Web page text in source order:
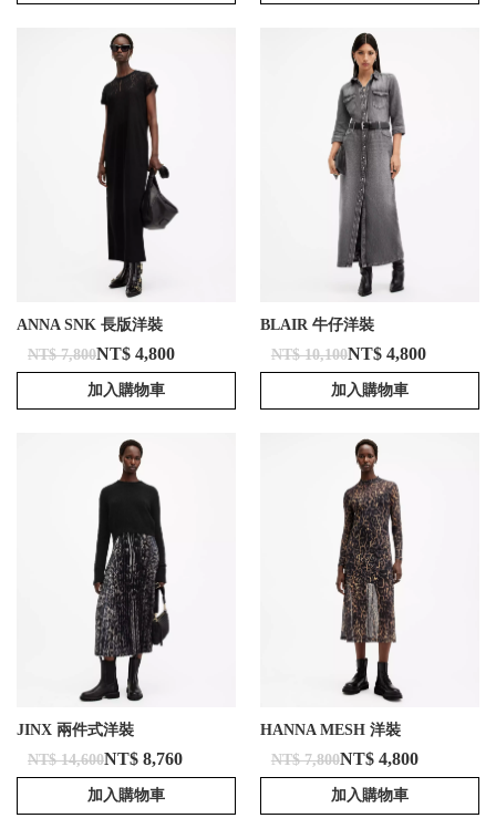
ANNA SNK 長版洋裝
NT$ 7,800NT$ 4,800
加入購物車
BLAIR 牛仔洋裝
NT$ 10,100NT$ 4,800
加入購物車
JINX 兩件式洋裝
NT$ 14,600NT$ 8,760
加入購物車
HANNA MESH 洋裝
NT$ 7,800NT$ 4,800
加入購物車